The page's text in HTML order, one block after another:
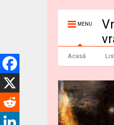
MENU
Acasă